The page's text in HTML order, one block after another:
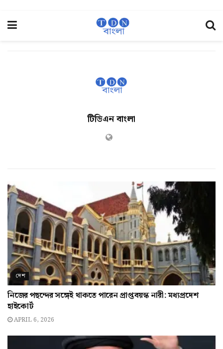
টিডিএন বাংলা
দেশ
নিজের পছন্দের সঙ্গেই থাকতে পারেন প্রাপ্তবয়স্ক নারী: মধ্যপ্রদেশ
হাইকোর্ট
APRIL 6, 2026